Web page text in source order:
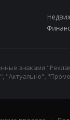
знаками
"Актуально",